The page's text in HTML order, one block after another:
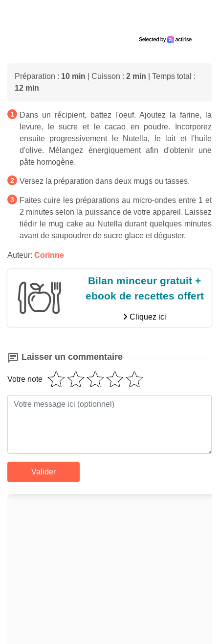
Préparation : 10 min | Cuisson : 2 min | Temps total :
12 min
Dans un récipient, battez l'oeuf. Ajoutez la farine, la
levure, le sucre et le cacao en poudre. Incorporez
ensuite progressivement le Nutella, le lait et l'huile
d'olive. Mélangez énergiquement afin d'obtenir une
pâte homogène.
Versez la préparation dans deux mugs ou tasses.
Faites cuire les préparations au micro-ondes entre 1 et
2 minutes selon la puissance de votre appareil. Laissez
tiédir le mug cake au Nutella durant quelques minutes
avant de saupoudrer de sucre glace et déguster.
Auteur: Corinne
Bilan minceur gratuit +
ebook de recettes offert
Cliquez ici
Laisser un commentaire
Votre note